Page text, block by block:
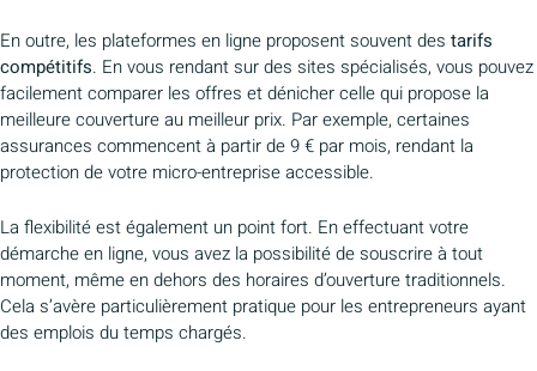
En outre, les plateformes en ligne proposent souvent des tarifs
compétitifs. En vous rendant sur des sites spécialisés, vous pouvez
facilement comparer les offres et dénicher celle qui propose la
meilleure couverture au meilleur prix. Par exemple, certaines
assurances commencent à partir de 9 € par mois, rendant la
protection de votre micro-entreprise accessible.
La flexibilité est également un point fort. En effectuant votre
démarche en ligne, vous avez la possibilité de souscrire à tout
moment, même en dehors des horaires d’ouverture traditionnels.
Cela s’avère particulièrement pratique pour les entrepreneurs ayant
des emplois du temps chargés.